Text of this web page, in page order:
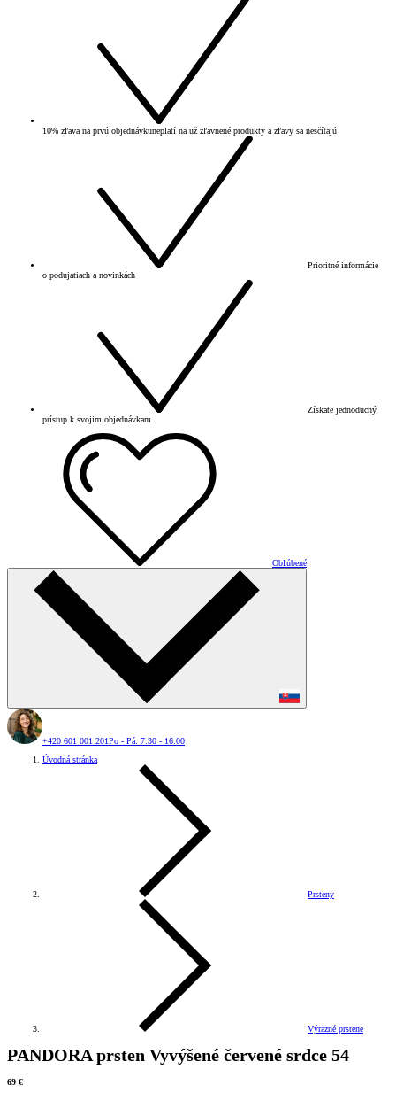
10% zľava na prvú objednávkuneplatí na už zľavnené produkty a zľavy sa nesčítajú
Prioritné informácie
o podujatiach a novinkách
Získate jednoduchý
prístup k svojim objednávkam
Obľúbené
+420 601 001 201Po - Pá: 7:30 - 16:00
Úvodná stránka
Prsteny
Výrazné prstene
PANDORA prsten Vyvýšené červené srdce 54
69 €